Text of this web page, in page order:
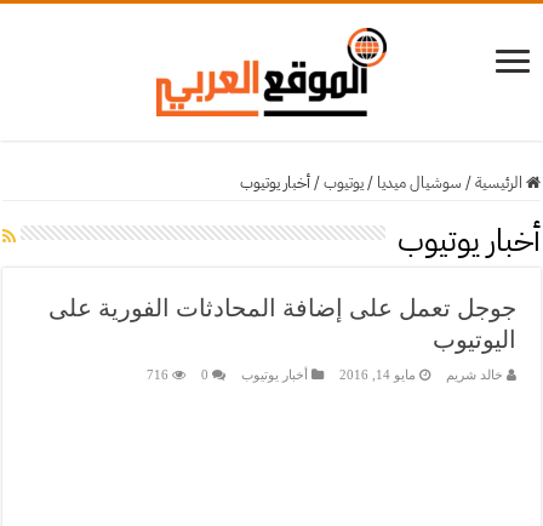
الرئيسية/ سوشيال ميديا /يوتيوب/أخبار يوتيوب
أخبار يوتيوب
جوجل تعمل على إضافة المحادثات الفورية على
اليوتيوب
خالد شريم مايو 14, 2016 أخبار يوتيوب 0
716